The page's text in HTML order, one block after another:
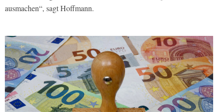
ausmachen“, sagt Hoffmann.